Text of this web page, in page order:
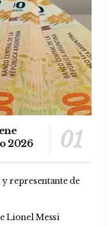
2026
representante de
Lionel Messi